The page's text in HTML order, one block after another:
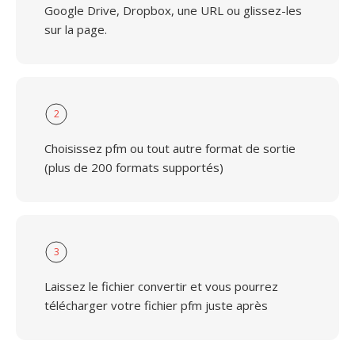
Google Drive, Dropbox, une URL ou glissez-les
sur la page.
2
Choisissez pfm ou tout autre format de sortie
(plus de 200 formats supportés)
3
Laissez le fichier convertir et vous pourrez
télécharger votre fichier pfm juste après